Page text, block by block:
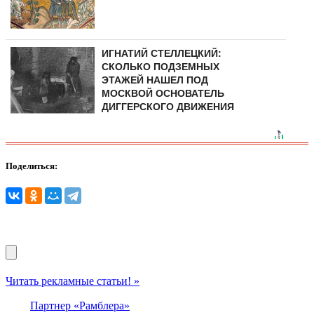
ИГНАТИЙ СТЕЛЛЕЦКИЙ:
СКОЛЬКО ПОДЗЕМНЫХ
ЭТАЖЕЙ НАШЕЛ ПОД
МОСКВОЙ ОСНОВАТЕЛЬ
ДИГГЕРСКОГО ДВИЖЕНИЯ
Поделиться:
Читать рекламные статьи! »
Партнер «Рамблера»